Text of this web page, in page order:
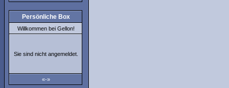
Persönliche Box
Willkommen bei Gellon!
Sie sind nicht angemeldet.
«-»